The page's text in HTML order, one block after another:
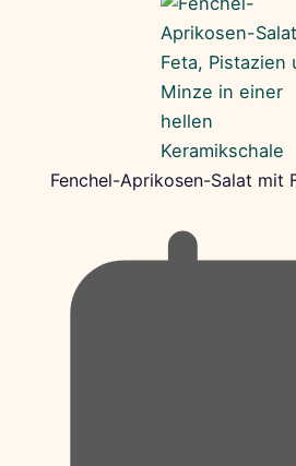
Fenchel-Aprikosen-Salat mit